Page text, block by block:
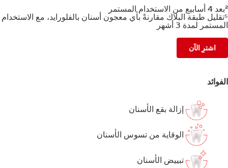
²بعد 4 أسابيع من الاستخدام المستمر
⁵تقليل طبقة البلاك مقارنةً بأي معجون أسنان بالفلورايد، مع الاستخدام
المستمر لمدة 3 أشهر
اشترِ الآن
الفوائد
إزالة بقع الأسنان
الوقاية من تسوس الأسنان
تبييض الأسنان